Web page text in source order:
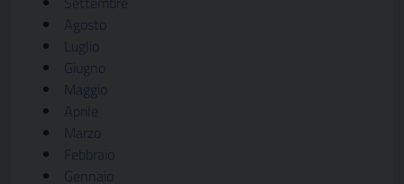
Agosto
Luglio
Giugno
Maggio
Aprile
Marzo
Febbraio
Gennaio